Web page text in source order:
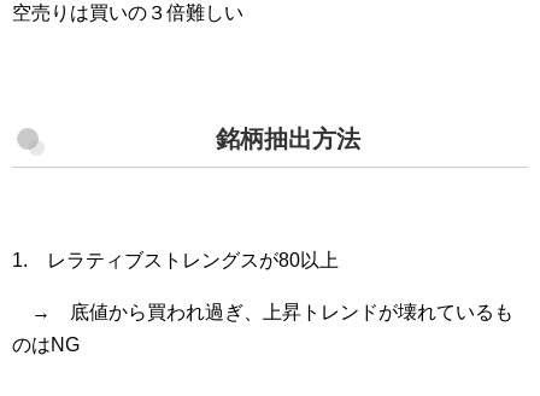
空売りは買いの３倍難しい
銘柄抽出方法
1. レラティブストレングスが80以上
→ 底値から買われ過ぎ、上昇トレンドが壊れているも
のはNG